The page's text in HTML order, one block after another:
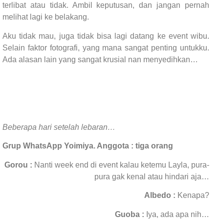
terlibat atau tidak. Ambil keputusan, dan jangan pernah
melihat lagi ke belakang.
Aku tidak mau, juga tidak bisa lagi datang ke event wibu.
Selain faktor fotografi, yang mana sangat penting untukku.
Ada alasan lain yang sangat krusial nan menyedihkan…
Beberapa hari setelah lebaran…
Grup WhatsApp Yoimiya. Anggota : tiga orang
Gorou : Nanti week end di event kalau ketemu Layla, pura-
pura gak kenal atau hindari aja…
Albedo : Kenapa?
Guoba : Iya, ada apa nih…